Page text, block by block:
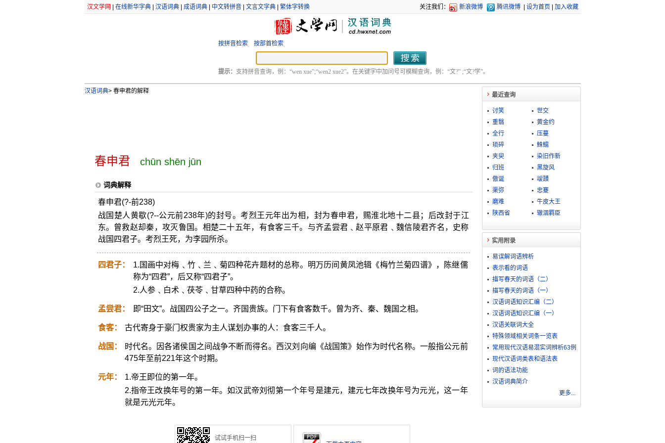
汉文学网 在线新华字典| 汉语词典| 成语词典| 中文转拼音| 文言文字典| 繁体字转换 关注我们： 新浪微博 腾讯微博 设为首页 加入收藏
按拼音检索 按部首检索
提示： 支持拼音查询，例：“wen xue”;“wen2 xue2”。在关键字中加问号可模糊查询，例：“文?” ;“文?学”。
汉语词典>春申君的解释
春申君 chūn shēn jūn
词典解释
春申君(?-前238)
战国楚人黄歇(?--公元前238年)的封号。考烈王元年出为相，封为春申君，赐淮北地十二县；后改封于江
东。曾救赵却秦，攻灭鲁国。相楚二十五年，有食客三千。与齐孟尝君﹑赵平原君﹑魏信陵君齐名，史称
战国四君子。考烈王死，为李园所杀。
四君子：
1.国画中对梅﹑竹﹑兰﹑菊四种花卉题材的总称。明万历间黄凤池辑《梅竹兰菊四谱》，陈继儒
称为“四君”，后又称“四君子”。
2.人参﹑白术﹑茯苓﹑甘草四种中药的合称。
孟尝君： 即“田文”。战国四公子之一。齐国贵族。门下有食客数千。曾为齐、秦、魏国之相。
食客： 古代寄身于豪门权贵家为主人谋划办事的人：食客三千人。
战国：
时代名。因各诸侯国之间战争不断而得名。西汉刘向编《战国策》始作为时代名称。一般指公元前
475年至前221年这个时期。
元年：
1.帝王即位的第一年。
2.指帝王改换年号的第一年。如汉武帝刘彻第一个年号是建元，建元七年改换年号为元光，这一年
就是元光元年。
试试手机扫一扫
最近查询
讨笑
世交
重翳
黄金约
全行
压蔓
琐碎
鮢鱬
夹臾
染旧作新
归班
黑旋风
傲诞
叆靅
渠弥
忠蹇
磨难
牛皮大王
陕西省
辙涸羁臣
实用附录
易误解词语辨析
表示看的词语
描写春天的词语（二）
描写春天的词语（一）
汉语词语知识汇编（二）
汉语词语知识汇编（一）
汉语关联词大全
特殊领域相关词条一览表
常用现代汉语易混实词辨析63例
现代汉语词类表和语法表
词的语法功能
汉语词典简介
更多...